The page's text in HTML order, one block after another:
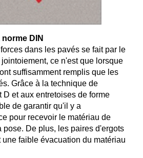
DIN
dans les pavés se fait par le
ce n'est que lorsque
suffisamment remplis que les
Grâce à la technique de
D et aux entretoises de forme
de garantir qu'il y a
pour recevoir le matériau de
pose. De plus, les paires d'ergots
faible évacuation du matériau